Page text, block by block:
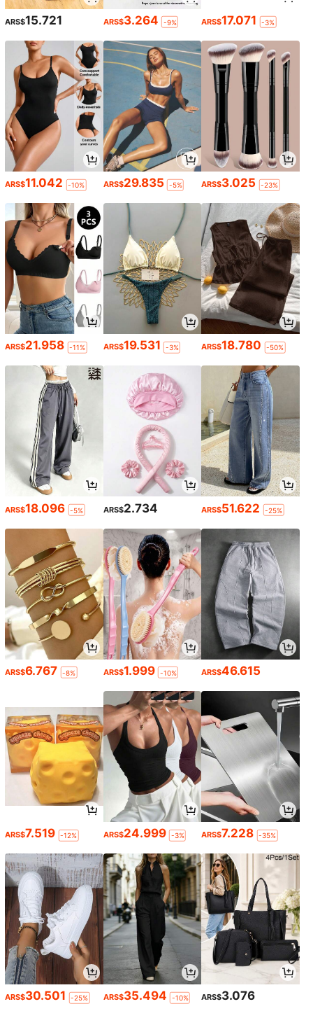
ARS$15.721 ARS$3.264 -9% ARS$17.071 -3%
ARS$11.042 -10% ARS$29.835 -5% ARS$3.025 -23%
ARS$21.958 -11% ARS$19.531 -3% ARS$18.780 -50%
ARS$18.096 -5% ARS$2.734 ARS$51.622 -25%
ARS$6.767 -8% ARS$1.999 -10% ARS$46.615
ARS$7.519 -12% ARS$24.999 -3% ARS$7.228 -35%
ARS$30.501 -25% ARS$35.494 -10% ARS$3.076